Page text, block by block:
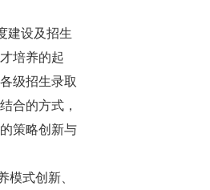
建设及招生
培养的起
级招生录取
合的方式，
策略创新与
模式创新、